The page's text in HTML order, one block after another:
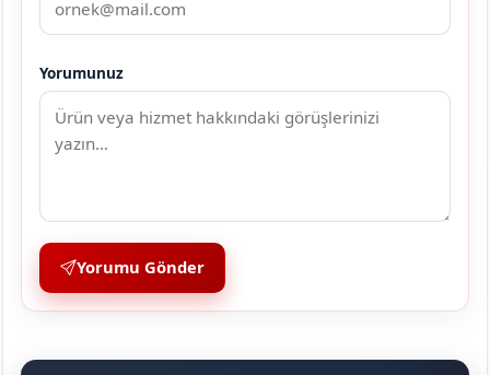
Yorumunuz
Yorumu Gönder